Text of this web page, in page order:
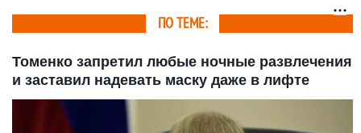
ПО ТЕМЕ:
Томенко запретил любые ночные развлечения
и заставил надевать маску даже в лифте